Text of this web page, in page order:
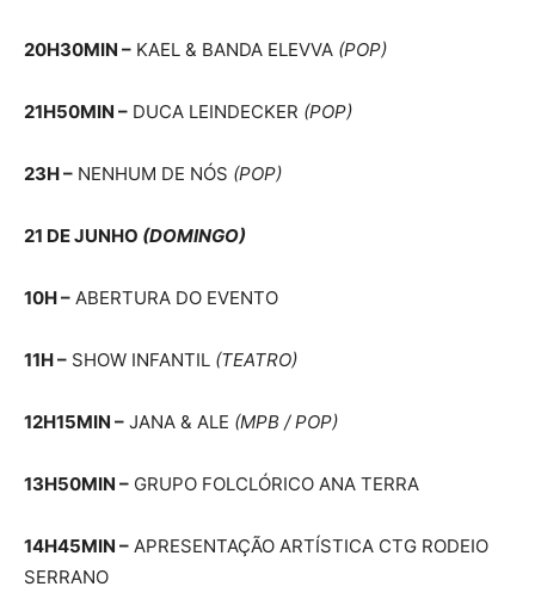
20H30MIN – KAEL & BANDA ELEVVA (POP)
21H50MIN – DUCA LEINDECKER (POP)
23H – NENHUM DE NÓS (POP)
21 DE JUNHO (DOMINGO)
10H – ABERTURA DO EVENTO
11H – SHOW INFANTIL (TEATRO)
12H15MIN – JANA & ALE (MPB / POP)
13H50MIN – GRUPO FOLCLÓRICO ANA TERRA
14H45MIN – APRESENTAÇÃO ARTÍSTICA CTG RODEIO
SERRANO